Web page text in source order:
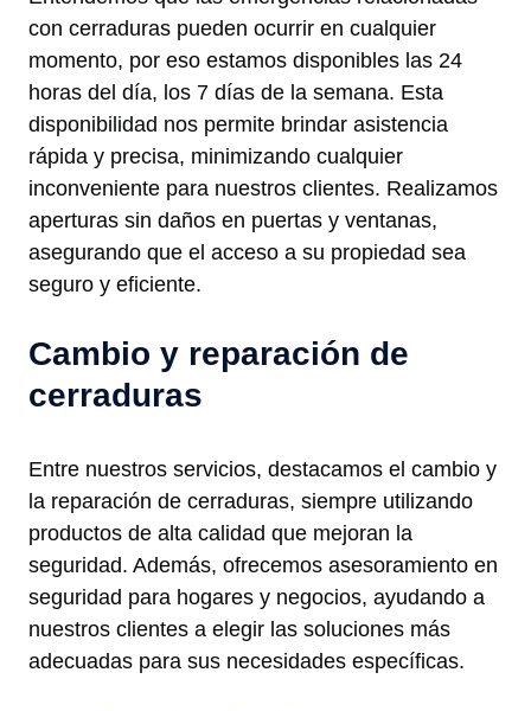
con cerraduras pueden ocurrir en cualquier
momento, por eso estamos disponibles las 24
horas del día, los 7 días de la semana. Esta
disponibilidad nos permite brindar asistencia
rápida y precisa, minimizando cualquier
inconveniente para nuestros clientes. Realizamos
aperturas sin daños en puertas y ventanas,
asegurando que el acceso a su propiedad sea
seguro y eficiente.
Cambio y reparación de
cerraduras
Entre nuestros servicios, destacamos el cambio y
la reparación de cerraduras, siempre utilizando
productos de alta calidad que mejoran la
seguridad. Además, ofrecemos asesoramiento en
seguridad para hogares y negocios, ayudando a
nuestros clientes a elegir las soluciones más
adecuadas para sus necesidades específicas.